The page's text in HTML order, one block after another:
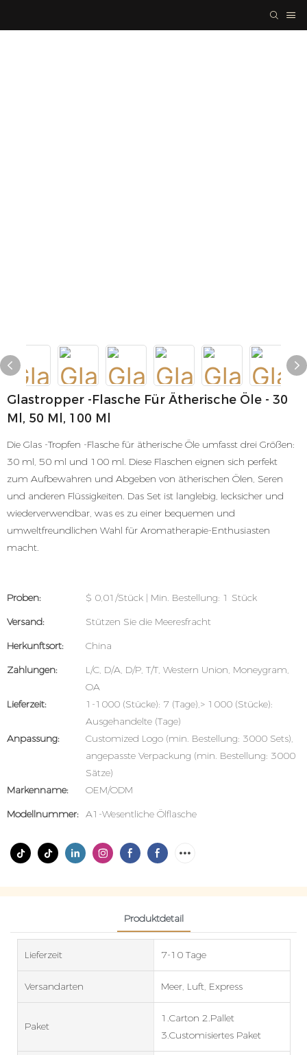
Glastropper -Flasche Für Ätherische Öle - 30
Ml, 50 Ml, 100 Ml
Die Glas -Tropfen -Flasche für ätherische Öle umfasst drei Größen:
30 ml, 50 ml und 100 ml. Diese Flaschen eignen sich perfekt
zum Aufbewahren und Abgeben von ätherischen Ölen, Seren
und anderen Flüssigkeiten. Das Set ist langlebig, lecksicher und
wiederverwendbar, was es zu einer bequemen und
umweltfreundlichen Wahl für Aromatherapie-Enthusiasten
macht.
Proben:
$ 0,01/Stück | Min. Bestellung: 1 Stück
Versand:
Stützen Sie die Meeresfracht
Herkunftsort:
China
Zahlungen:
L/C, D/A, D/P, T/T, Western Union, Moneygram,
OA
Lieferzeit:
1-1000 (Stücke): 7 (Tage),> 1000 (Stücke):
Ausgehandelte (Tage)
Anpassung:
Customized Logo (min. Bestellung: 3000 Sets),
angepasste Verpackung (min. Bestellung: 3000
Sätze)
Markenname:
OEM/ODM
Modellnummer: A1-Wesentliche Ölflasche
Produktdetail
Lieferzeit 7-10 Tage
Versandarten Meer, Luft, Express
Paket
1.Carton 2.Pallet
3.Customisiertes Paket